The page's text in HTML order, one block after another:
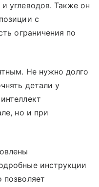
углеводов. Также он
с
ограничения по
Не нужно долго
детали у
но и при
инструкции
позволяет